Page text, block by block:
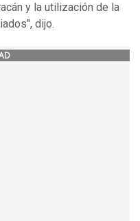
y la utilización de la
dijo.